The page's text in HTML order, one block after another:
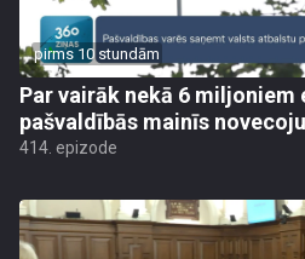
pirms 10 stundām
Par vairāk nekā 6 miljoniem
pašvaldībās mainīs
414. epizode